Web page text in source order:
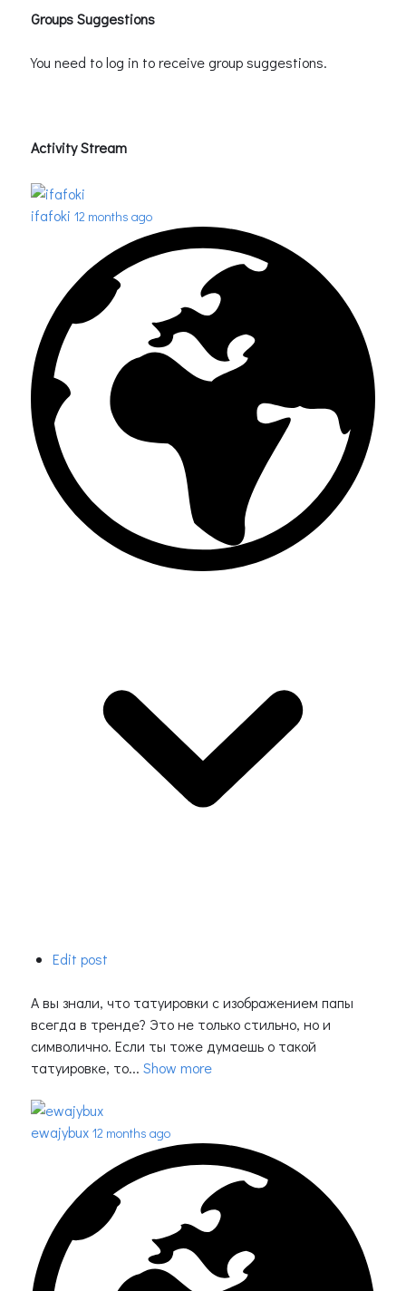
Groups Suggestions
You need to log in to receive group suggestions.
Activity Stream
ifafoki 12 months ago
Edit post
А вы знали, что татуировки с изображением папы
всегда в тренде? Это не только стильно, но и
символично. Если ты тоже думаешь о такой
татуировке, то... Show more
ewajybux 12 months ago